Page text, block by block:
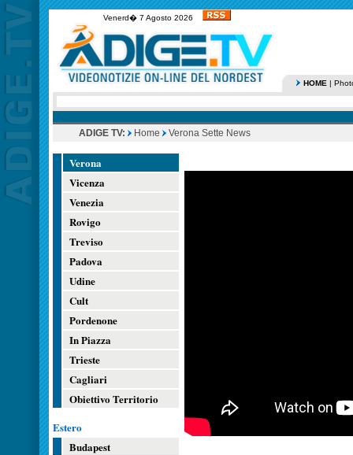
Venerd� 7 Agosto 2026
HOME |
ADIGE TV: Home Verona Sette News
Verona
Vicenza
Venezia
Rovigo
Treviso
Padova
Udine
Cult
Pordenone
In Piazza
Trieste
Cagliari
Obiettivo Territorio
Estero
Budapest